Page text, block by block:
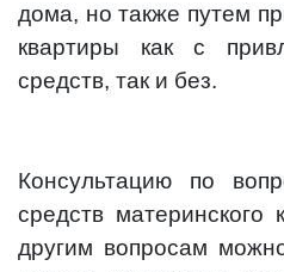
дома, но также путем
квартиры как с
средств, так и без.
Консультацию по
средств материнского
другим вопросам